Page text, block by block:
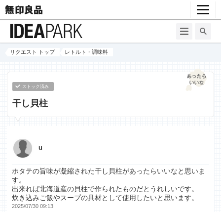
リクエスト トップ レトルト・調味料
ストック済み
干し貝柱
u
ホタテの旨味が凝縮された干し貝柱があったらいいなと思いま
す。
出来れば北海道産の貝柱で作られたものだとうれしいです。
炊き込みご飯やスープの具材として使用したいと思います。
2025/07/30 09:13